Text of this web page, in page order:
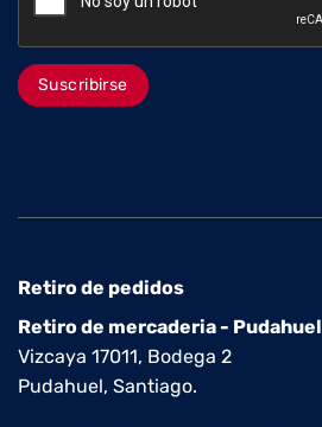
Suscribirse
Retiro de pedidos
Retiro de mercaderia - Pudahuel
Vizcaya 17011, Bodega 2
Pudahuel, Santiago.